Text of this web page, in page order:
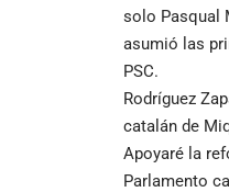
solo Pasqual
asumió las
PSC.
Rodríguez
catalán de
Apoyaré la
Parlamento